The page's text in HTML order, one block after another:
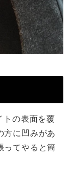
トの表面を覆
方に凹みがあ
ってやると簡